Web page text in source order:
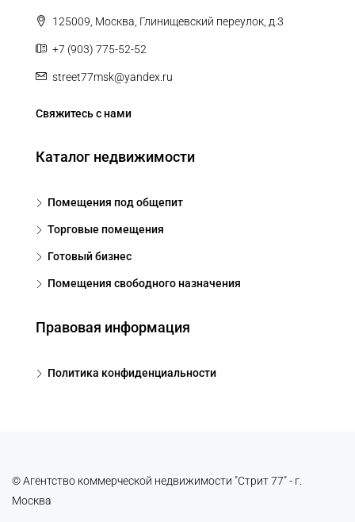
125009, Москва, Глинищевский переулок, д.3
+7 (903) 775-52-52
street77msk@yandex.ru
Свяжитесь с нами
Каталог недвижимости
Помещения под общепит
Торговые помещения
Готовый бизнес
Помещения свободного назначения
Правовая информация
Политика конфиденциальности
© Агентство коммерческой недвижимости "Стрит 77" - г.
Москва